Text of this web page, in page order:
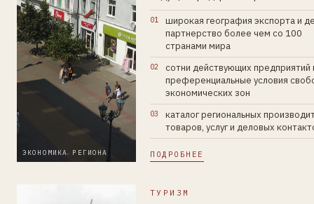
ЭКОНОМИКА РЕГИОНА
широкая география экспорта и
партнерство более чем со 100
странами мира
сотни действующих предприятий
преференциальные условия
экономических зон
каталог региональных
товаров, услуг и деловых
ПОДРОБНЕЕ
ТУРИЗМ